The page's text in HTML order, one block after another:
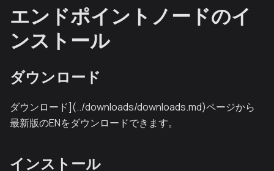
エンドポイントノードのイ
ンストール
ダウンロード
ダウンロード](../downloads/downloads.md)ページから
最新版のENをダウンロードできます。
インストール